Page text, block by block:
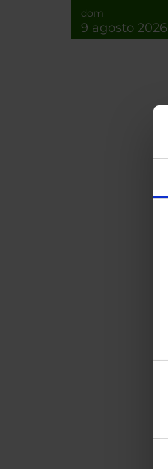
dom
9 agosto 2026